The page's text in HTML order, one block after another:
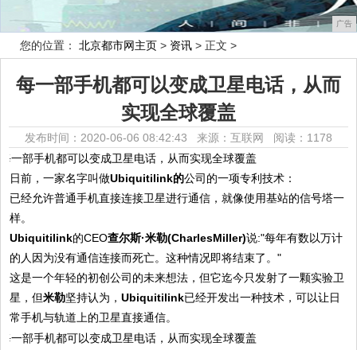
广告
您的位置： 北京都市网主页 > 资讯 > 正文 >
每一部手机都可以变成卫星电话，从而
实现全球覆盖
发布时间：2020-06-06 08:42:43 来源：互联网 阅读：1178
日前，一家名字叫做Ubiquitilink的公司的一项专利技术：
已经允许普通手机直接连接卫星进行通信，就像使用基站的信号塔一
样。
Ubiquitilink的CEO查尔斯·米勒(CharlesMiller)说:"每年有数以万计
的人因为没有通信连接而死亡。这种情况即将结束了。"
这是一个年轻的初创公司的未来想法，但它迄今只发射了一颗实验卫
星，但米勒坚持认为，Ubiquitilink已经开发出一种技术，可以让日
常手机与轨道上的卫星直接通信。